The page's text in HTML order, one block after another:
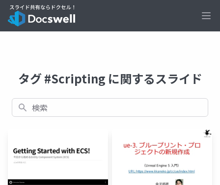
タグ #Scripting に関するスライド
検索